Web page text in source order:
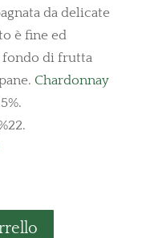
da delicate
è fine ed
fondo di frutta
Chardonnay